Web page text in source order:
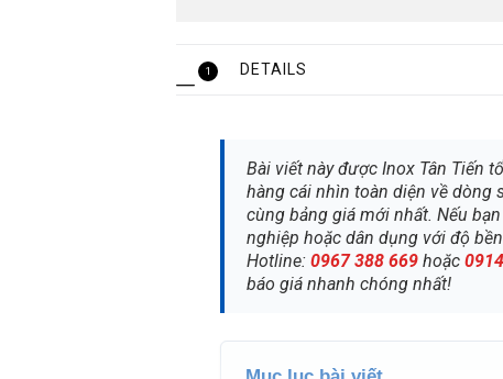
1 DETAILS
Bài viết này được Inox Tân Tiến
hàng cái nhìn toàn diện về dòng
cùng bảng giá mới nhất. Nếu
nghiệp hoặc dân dụng với độ
Hotline: 0967 388 669 hoặc
báo giá nhanh chóng nhất!